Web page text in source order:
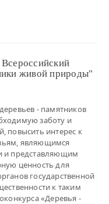
живой природы"
- памятников
заботу и
повысить интерес к
являющимся
и представляющим
ценность для
государственной
к таким
«Деревья -